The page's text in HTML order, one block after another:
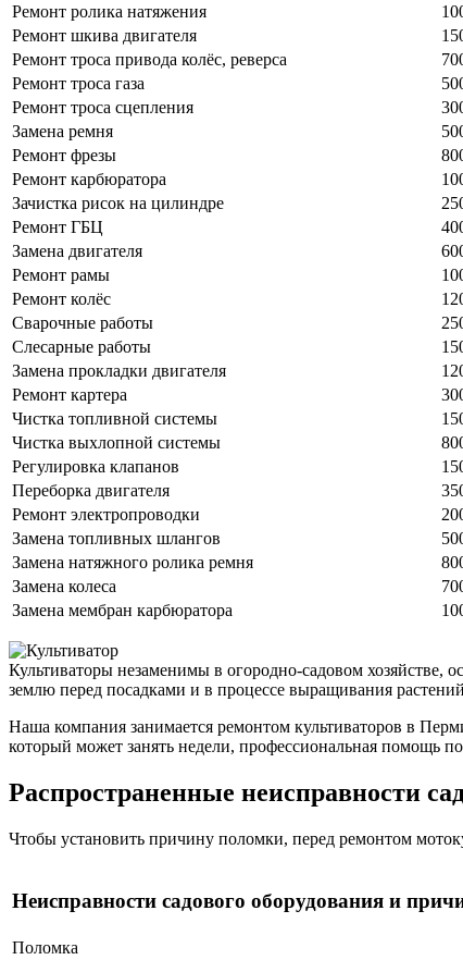
Ремонт ролика натяжения
Ремонт шкива двигателя
Ремонт троса привода колёс, реверса
Ремонт троса газа
Ремонт троса сцепления
Замена ремня
Ремонт фрезы
Ремонт карбюратора
Зачистка рисок на цилиндре
Ремонт ГБЦ
Замена двигателя
Ремонт рамы
Ремонт колёс
Сварочные работы
Слесарные работы
Замена прокладки двигателя
Ремонт картера
Чистка топливной системы
Чистка выхлопной системы
Регулировка клапанов
Переборка двигателя
Ремонт электропроводки
Замена топливных шлангов
Замена натяжного ролика ремня
Замена колеса
Замена мембран карбюратора
Культиваторы незаменимы в огородно-садовом хозяйстве,
землю перед посадками и в процессе выращивания
Наша компания занимается ремонтом культиваторов в
который может занять недели, профессиональная помощь
Распространенные неисправности
Чтобы установить причину поломки, перед ремонтом
Неисправности садового оборудования и
Поломка